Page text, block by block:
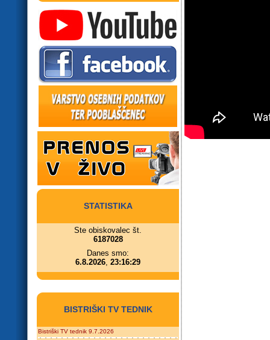
STATISTIKA
Ste obiskovalec št.
6187028
Danes smo:
6.8.2026, 23:16:29
BISTRIŠKI TV TEDNIK
Bistriški TV tednik 9.7.2026